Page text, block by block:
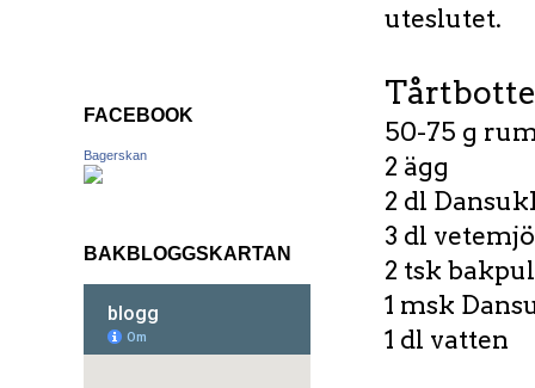
uteslutet.
50-75 g
2 ägg
2 dl
3 dl
2 tsk
1 msk
1 dl vatten
FACEBOOK
Bagerskan
BAKBLOGGSKARTAN